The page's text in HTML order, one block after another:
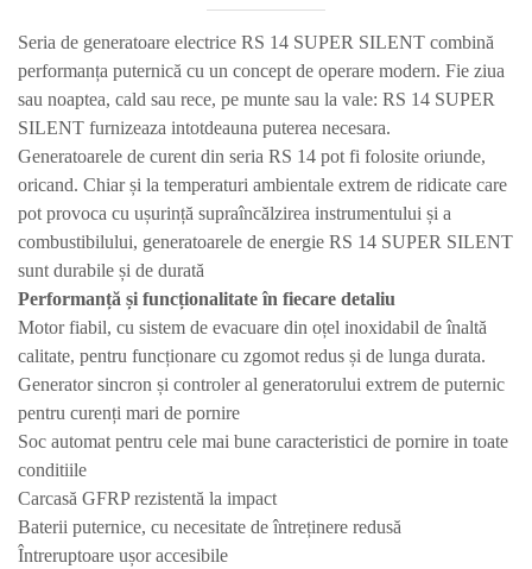
Seria de generatoare electrice RS 14 SUPER SILENT combină
performanța puternică cu un concept de operare modern. Fie ziua
sau noaptea, cald sau rece, pe munte sau la vale: RS 14 SUPER
SILENT furnizeaza intotdeauna puterea necesara.
Generatoarele de curent din seria RS 14 pot fi folosite oriunde,
oricand. Chiar și la temperaturi ambientale extrem de ridicate care
pot provoca cu ușurință supraîncălzirea instrumentului și a
combustibilului, generatoarele de energie RS 14 SUPER SILENT
sunt durabile și de durată
Performanță și funcționalitate în fiecare detaliu
Motor fiabil, cu sistem de evacuare din oțel inoxidabil de înaltă
calitate, pentru funcționare cu zgomot redus și de lunga durata.
Generator sincron și controler al generatorului extrem de puternic
pentru curenți mari de pornire
Soc automat pentru cele mai bune caracteristici de pornire in toate
conditiile
Carcasă GFRP rezistentă la impact
Baterii puternice, cu necesitate de întreținere redusă
Întreruptoare ușor accesibile